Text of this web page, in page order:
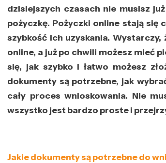
dzisiejszych czasach nie musisz
pożyczkę. Pożyczki online stają się
szybkość ich uzyskania.
online, a już po chwili możesz mieć
się, jak szybko i łatwo możesz
dokumenty są potrzebne, jak
cały proces wnioskowania. Nie
wszystko jest bardzo proste i
Jakie dokumenty są potrzebne do